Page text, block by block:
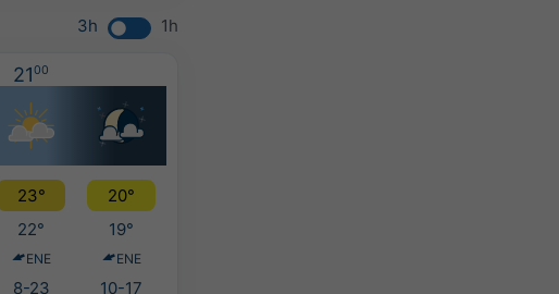
3h 1h
2100
23°
20°
22° 19°
ENE ENE
8-23
10-17